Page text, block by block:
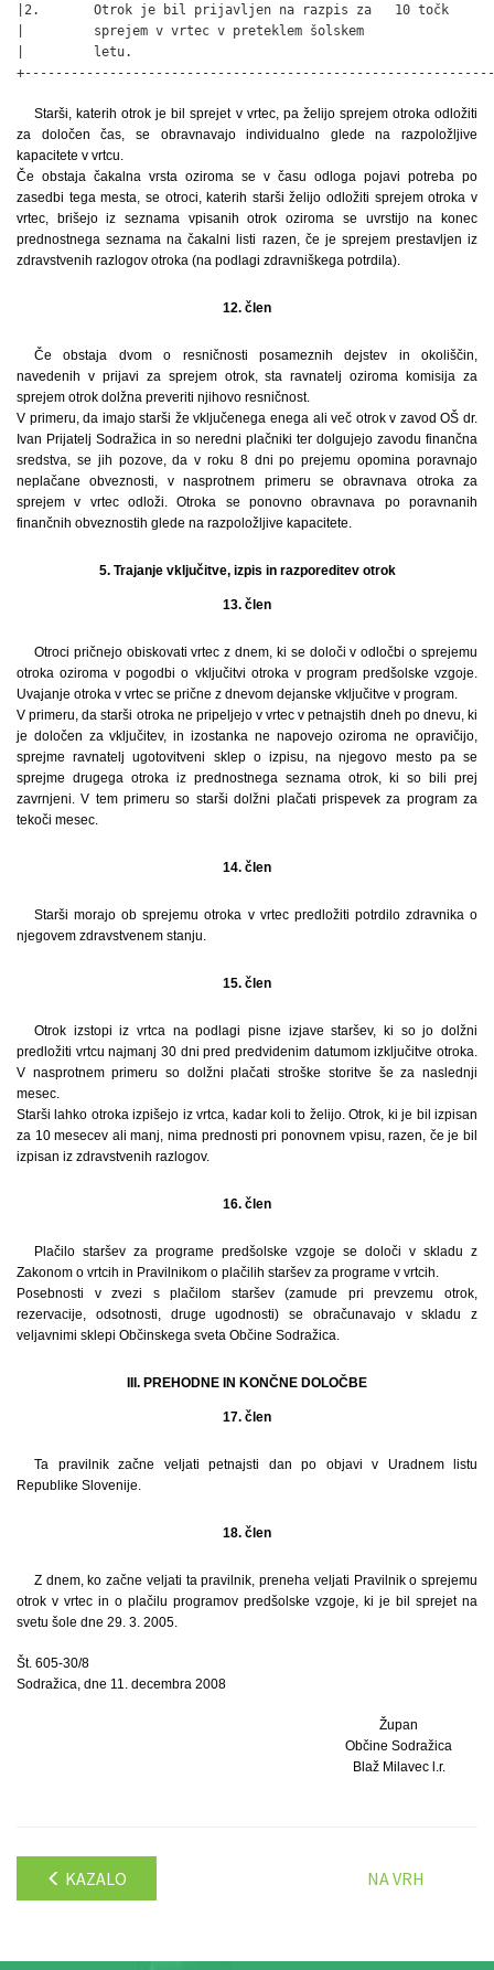
|2.       Otrok je bil prijavljen na razpis za   10 točk
|         sprejem v vrtec v preteklem šolskem
|         letu.
Starši, katerih otrok je bil sprejet v vrtec, pa želijo sprejem otroka odložiti
za določen čas, se obravnavajo individualno glede na razpoložljive
kapacitete v vrtcu.
Če obstaja čakalna vrsta oziroma se v času odloga pojavi potreba po
zasedbi tega mesta, se otroci, katerih starši želijo odložiti sprejem otroka v
vrtec, brišejo iz seznama vpisanih otrok oziroma se uvrstijo na konec
prednostnega seznama na čakalni listi razen, če je sprejem prestavljen iz
zdravstvenih razlogov otroka (na podlagi zdravniškega potrdila).
12. člen
Če obstaja dvom o resničnosti posameznih dejstev in okoliščin,
navedenih v prijavi za sprejem otrok, sta ravnatelj oziroma komisija za
sprejem otrok dolžna preveriti njihovo resničnost.
V primeru, da imajo starši že vključenega enega ali več otrok v zavod OŠ dr.
Ivan Prijatelj Sodražica in so neredni plačniki ter dolgujejo zavodu finančna
sredstva, se jih pozove, da v roku 8 dni po prejemu opomina poravnajo
neplačane obveznosti, v nasprotnem primeru se obravnava otroka za
sprejem v vrtec odloži. Otroka se ponovno obravnava po poravnanih
finančnih obveznostih glede na razpoložljive kapacitete.
5. Trajanje vključitve, izpis in razporeditev otrok
13. člen
Otroci pričnejo obiskovati vrtec z dnem, ki se določi v odločbi o sprejemu
otroka oziroma v pogodbi o vključitvi otroka v program predšolske vzgoje.
Uvajanje otroka v vrtec se prične z dnevom dejanske vključitve v program.
V primeru, da starši otroka ne pripeljejo v vrtec v petnajstih dneh po dnevu, ki
je določen za vključitev, in izostanka ne napovejo oziroma ne opravičijo,
sprejme ravnatelj ugotovitveni sklep o izpisu, na njegovo mesto pa se
sprejme drugega otroka iz prednostnega seznama otrok, ki so bili prej
zavrnjeni. V tem primeru so starši dolžni plačati prispevek za program za
tekoči mesec.
14. člen
Starši morajo ob sprejemu otroka v vrtec predložiti potrdilo zdravnika o
njegovem zdravstvenem stanju.
15. člen
Otrok izstopi iz vrtca na podlagi pisne izjave staršev, ki so jo dolžni
predložiti vrtcu najmanj 30 dni pred predvidenim datumom izključitve otroka.
V nasprotnem primeru so dolžni plačati stroške storitve še za naslednji
mesec.
Starši lahko otroka izpišejo iz vrtca, kadar koli to želijo. Otrok, ki je bil izpisan
za 10 mesecev ali manj, nima prednosti pri ponovnem vpisu, razen, če je bil
izpisan iz zdravstvenih razlogov.
16. člen
Plačilo staršev za programe predšolske vzgoje se določi v skladu z
Zakonom o vrtcih in Pravilnikom o plačilih staršev za programe v vrtcih.
Posebnosti v zvezi s plačilom staršev (zamude pri prevzemu otrok,
rezervacije, odsotnosti, druge ugodnosti) se obračunavajo v skladu z
veljavnimi sklepi Občinskega sveta Občine Sodražica.
III. PREHODNE IN KONČNE DOLOČBE
17. člen
Ta pravilnik začne veljati petnajsti dan po objavi v Uradnem listu
Republike Slovenije.
18. člen
Z dnem, ko začne veljati ta pravilnik, preneha veljati Pravilnik o sprejemu
otrok v vrtec in o plačilu programov predšolske vzgoje, ki je bil sprejet na
svetu šole dne 29. 3. 2005.
Št. 605-30/8
Sodražica, dne 11. decembra 2008
Župan
Občine Sodražica
Blaž Milavec l.r.
KAZALO NA VRH